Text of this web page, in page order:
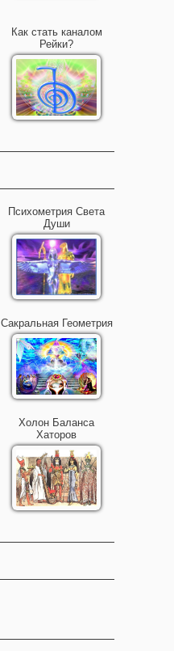
Как стать каналом
Рейки?
Психометрия Света
Души
Сакральная Геометрия
Холон Баланса
Хаторов